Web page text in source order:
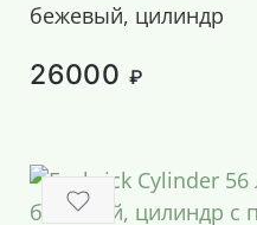
бежевый, цилиндр
26000 ₽